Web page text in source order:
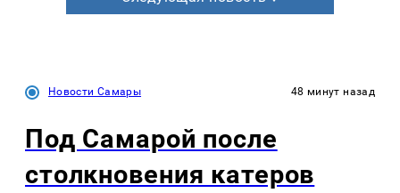
Новости Самары 48 минут назад
Под Самарой после
столкновения катеров